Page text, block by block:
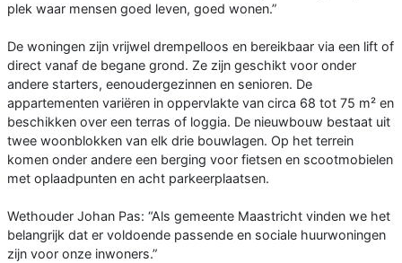
plek waar mensen goed leven, goed wonen.”
De woningen zijn vrijwel drempelloos en bereikbaar via een lift of
direct vanaf de begane grond. Ze zijn geschikt voor onder
andere starters, eenoudergezinnen en senioren. De
appartementen variëren in oppervlakte van circa 68 tot 75 m² en
beschikken over een terras of loggia. De nieuwbouw bestaat uit
twee woonblokken van elk drie bouwlagen. Op het terrein
komen onder andere een berging voor fietsen en scootmobielen
met oplaadpunten en acht parkeerplaatsen.
Wethouder Johan Pas: “Als gemeente Maastricht vinden we het
belangrijk dat er voldoende passende en sociale huurwoningen
zijn voor onze inwoners.”